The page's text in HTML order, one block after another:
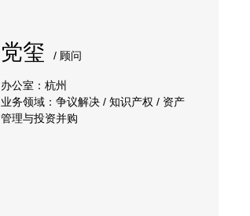
党玺 / 顾问
办公室：杭州
业务领域：争议解决 / 知识产权 / 资产
管理与投资并购